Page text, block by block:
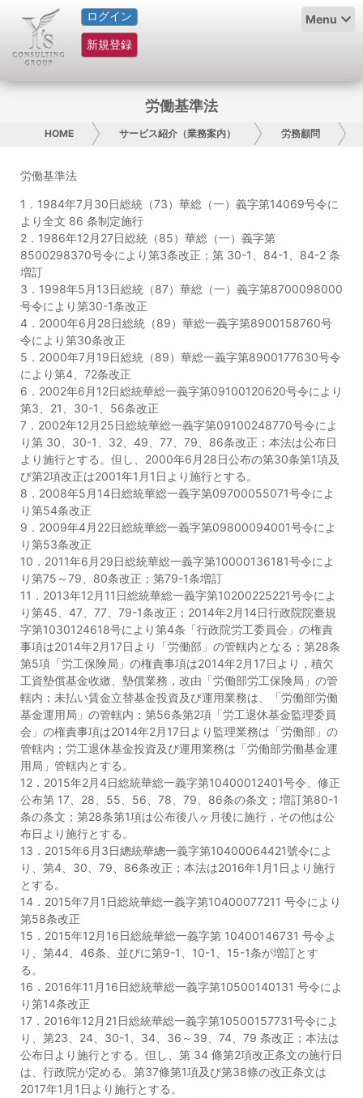
ログイン
新規登録
Menu
HOME
サービス紹介
グループ概要
採用情報
お問い合わせ
日本人にPR
コンサルティング
リサーチ
セミナー
経済ニュース
労務顧問
ＩＴ
飲食店情報
労働基準法
HOME サービス紹介（業務案内） 労務顧問
労働基準法
1．1984年7月30日総統（73）華総（一）義字第14069号令に
より全文 86 条制定施行
2．1986年12月27日総統（85）華総（一）義字第
8500298370号令により第3条改正；第 30-1、84-1、84-2 条
増訂
3．1998年5月13日総統（87）華総（一）義字第8700098000
号令により第30-1条改正
4．2000年6月28日総統（89）華総一義字第8900158760号
令により第30条改正
5．2000年7月19日総統（89）華総一義字第8900177630号令
により第4、72条改正
6．2002年6月12日総統華総一義字第09100120620号令により
第3、21、30-1、56条改正
7．2002年12月25日総統華総一義字第09100248770号令によ
り第 30、30-1、32、49、77、79、86条改正；本法は公布日
より施行とする。但し、2000年6月28日公布の第30条第1項及
び第2項改正は2001年1月1日より施行とする。
8．2008年5月14日総統華総一義字第09700055071号令によ
り第54条改正
9．2009年4月22日総統華総一義字第09800094001号令によ
り第53条改正
10．2011年6月29日総統華総一義字第10000136181号令によ
り第75～79、80条改正；第79-1条増訂
11．2013年12月11日総統華総一義字第10200225221号令によ
り第45、47、77、79-1条改正；2014年2月14日行政院院臺規
字第1030124618号により第4条「行政院労工委員会」の権責
事項は2014年2月17日より「労働部」の管轄内となる；第28条
第5項「労工保険局」の権責事項は2014年2月17日より，積欠
工資墊償基金收繳、墊償業務，改由「労働部労工保険局」の管
轄内；未払い賃金立替基金投資及び運用業務は、「労働部労働
基金運用局」の管轄内；第56条第2項「労工退休基金監理委員
会」の権責事項は2014年2月17日より監理業務は「労働部」の
管轄内；労工退休基金投資及び運用業務は「労働部労働基金運
用局」管轄内とする。
12．2015年2月4日総統華総一義字第10400012401号令、修正
公布第 17、28、55、56、78、79、86条の条文；増訂第80-1
条の条文；第28条第1項は公布後八ヶ月後に施行，その他は公
布日より施行とする。
13．2015年6月3日總統華總一義字第10400064421號令によ
り、第4、30、79、86条改正；本法は2016年1月1日より施行
とする。
14．2015年7月1日総統華総一義字第10400077211 号令により
第58条改正
15．2015年12月16日総統華総一義字第 10400146731 号令よ
り、第44、46条、並びに第9-1、10-1、15-1条が増訂とす
る。
16．2016年11月16日総統華総一義字第10500140131 号令によ
り第14条改正
17．2016年12月21日総統華総一義字第10500157731号令によ
り、第23、24、30-1、34、36～39、74、79 条改正；本法は
公布日より施行とする。但し、第 34 條第2項改正条文の施行日
は、行政院が定める。第37條第1項及び第38條の改正条文は
2017年1月1日より施行とする。